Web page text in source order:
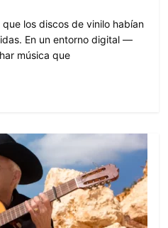
los discos de vinilo habían
En un entorno digital —
música que